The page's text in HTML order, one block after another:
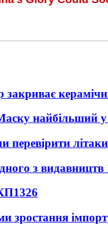
закриває
найбільший у
з видавництв
1326
зростання